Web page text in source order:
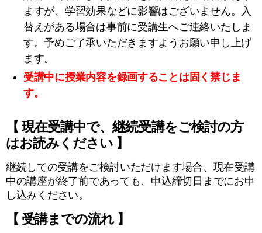
ますが、学習効果などに影響はございません。入
替えがある場合は事前に受講生へご連絡いたしま
す。予めご了承いただきますようお願い申し上げ
ます。
受講中に授業内容を録画することは固く禁じま
す。
【 現在受講中で、継続受講をご検討の方
はお読みください 】
継続しての受講をご検討いただけます場合、現在受講
中の講座が終了前であっても、申込締切日までにお申
し込みください。
【 受講までの流れ 】